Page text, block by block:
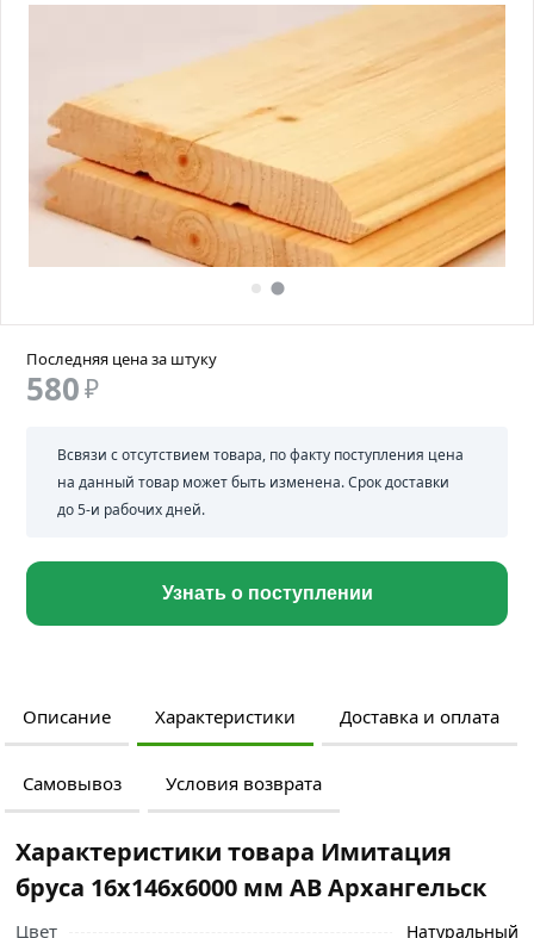
Последняя цена за штуку
580₽
Всвязи с отсутствием товара, по факту поступления цена
на данный товар может быть изменена. Срок доставки
до 5-и рабочих дней.
Узнать о поступлении
Описание Характеристики Доставка и оплата
Самовывоз Условия возврата
Характеристики товара Имитация
бруса 16х146х6000 мм АВ Архангельск
Цвет Натуральный